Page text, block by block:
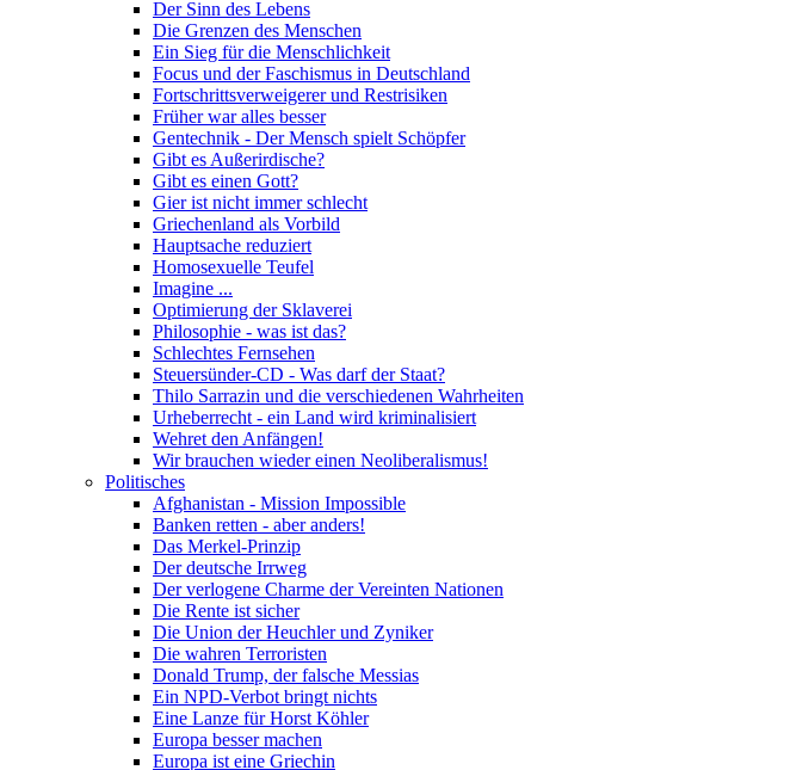
Der Sinn des Lebens
Die Grenzen des Menschen
Ein Sieg für die Menschlichkeit
Focus und der Faschismus in Deutschland
Fortschrittsverweigerer und Restrisiken
Früher war alles besser
Gentechnik - Der Mensch spielt Schöpfer
Gibt es Außerirdische?
Gibt es einen Gott?
Gier ist nicht immer schlecht
Griechenland als Vorbild
Hauptsache reduziert
Homosexuelle Teufel
Imagine ...
Optimierung der Sklaverei
Philosophie - was ist das?
Schlechtes Fernsehen
Steuersünder-CD - Was darf der Staat?
Thilo Sarrazin und die verschiedenen Wahrheiten
Urheberrecht - ein Land wird kriminalisiert
Wehret den Anfängen!
Wir brauchen wieder einen Neoliberalismus!
Politisches
Afghanistan - Mission Impossible
Banken retten - aber anders!
Das Merkel-Prinzip
Der deutsche Irrweg
Der verlogene Charme der Vereinten Nationen
Die Rente ist sicher
Die Union der Heuchler und Zyniker
Die wahren Terroristen
Donald Trump, der falsche Messias
Ein NPD-Verbot bringt nichts
Eine Lanze für Horst Köhler
Europa besser machen
Europa ist eine Griechin